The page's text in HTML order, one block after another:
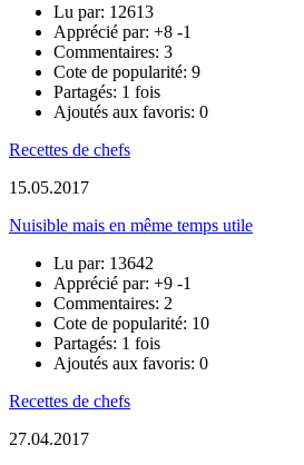
Lu par: 12613
Apprécié par: +8 -1
Commentaires: 3
Cote de popularité: 9
Partagés: 1 fois
Ajoutés aux favoris: 0
Recettes de chefs
15.05.2017
Nuisible mais en même temps utile
Lu par: 13642
Apprécié par: +9 -1
Commentaires: 2
Cote de popularité: 10
Partagés: 1 fois
Ajoutés aux favoris: 0
Recettes de chefs
27.04.2017